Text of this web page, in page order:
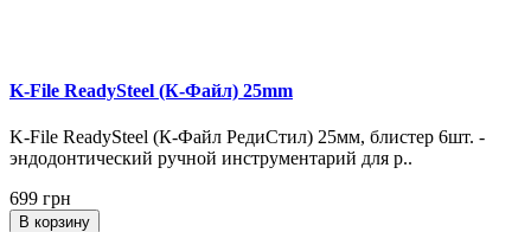
K-File ReadySteel (К-Файл) 25mm
K-File ReadySteel (К-Файл РедиСтил) 25мм, блистер 6шт. -
эндодонтический ручной инструментарий для р..
699 грн
В корзину